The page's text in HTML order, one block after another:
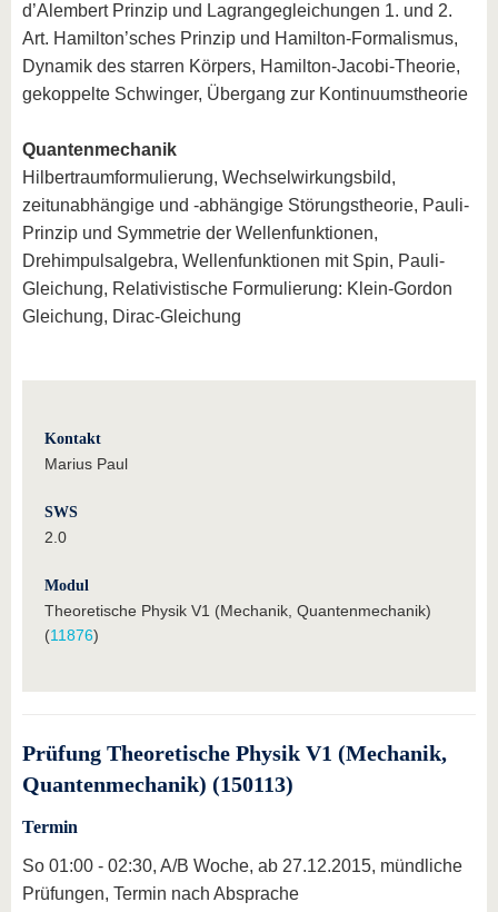
d’Alembert Prinzip und Lagrangegleichungen 1. und 2.
Art. Hamilton’sches Prinzip und Hamilton-Formalismus,
Dynamik des starren Körpers, Hamilton-Jacobi-Theorie,
gekoppelte Schwinger, Übergang zur Kontinuumstheorie
Quantenmechanik
Hilbertraumformulierung, Wechselwirkungsbild,
zeitunabhängige und -abhängige Störungstheorie, Pauli-
Prinzip und Symmetrie der Wellenfunktionen,
Drehimpulsalgebra, Wellenfunktionen mit Spin, Pauli-
Gleichung, Relativistische Formulierung: Klein-Gordon
Gleichung, Dirac-Gleichung
Kontakt
Marius Paul
SWS
2.0
Modul
Theoretische Physik V1 (Mechanik, Quantenmechanik)
(11876)
Prüfung Theoretische Physik V1 (Mechanik,
Quantenmechanik) (150113)
Termin
So 01:00 - 02:30, A/B Woche, ab 27.12.2015, mündliche
Prüfungen, Termin nach Absprache